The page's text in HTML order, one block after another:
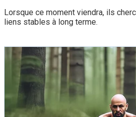
Lorsque ce moment viendra, ils
liens stables à long terme.